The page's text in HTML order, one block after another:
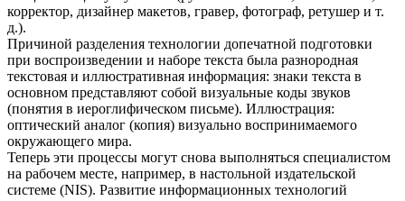
корректор, дизайнер макетов, гравер, фотограф, ретушер и т.
д.).
Причиной разделения технологии допечатной подготовки
при воспроизведении и наборе текста была разнородная
текстовая и иллюстративная информация: знаки текста в
основном представляют собой визуальные коды звуков
(понятия в иероглифическом письме). Иллюстрация:
оптический аналог (копия) визуально воспринимаемого
окружающего мира.
Теперь эти процессы могут снова выполняться специалистом
на рабочем месте, например, в настольной издательской
системе (NIS). Развитие информационных технологий